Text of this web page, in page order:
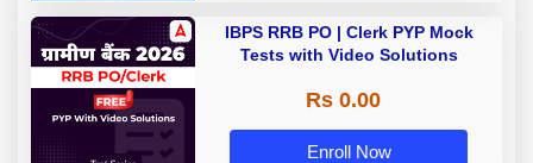
IBPS RRB PO | Clerk PYP Mock
Tests with Video Solutions
Rs 0.00
Enroll Now